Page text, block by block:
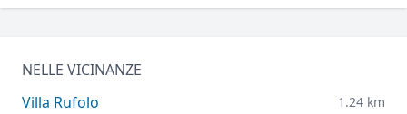
NELLE VICINANZE
Villa Rufolo
1.24 km